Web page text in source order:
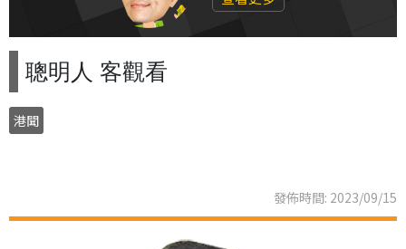
聰明人 客觀看
港聞
發佈時間: 2023/09/15